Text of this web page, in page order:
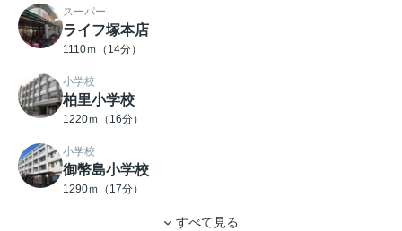
スーパー
ライフ塚本店
1110ｍ（14分）
小学校
柏里小学校
1220ｍ（16分）
小学校
御幣島小学校
1290ｍ（17分）
すべて見る